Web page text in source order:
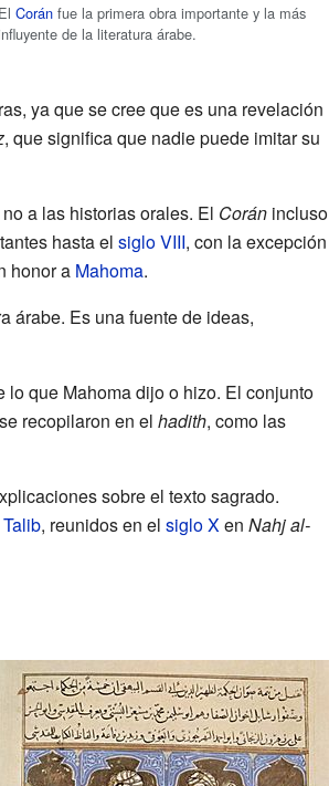
ElCorán fue la primera obra importante y la más
de la literatura árabe.
ya que se cree que es una revelación
, que significa que nadie puede imitar su
a las historias orales. El Coránincluso
hasta el siglo VIII, con la excepción
honor a Mahoma.
árabe. Es una fuente de ideas,
lo que Mahoma dijo o hizo. El conjunto
recopilaron en el hadith, como las
sobre el texto sagrado.
, reunidos en el siglo Xen Nahj al-